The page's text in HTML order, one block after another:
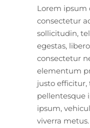
Lorem ipsum
consectetur
sollicitudin,
egestas,
consectetur
elementum
justo efficitur,
pellentesque
ipsum,
viverra